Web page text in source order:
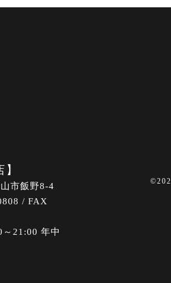
市飯野8-4
/ FAX
21:00 年中